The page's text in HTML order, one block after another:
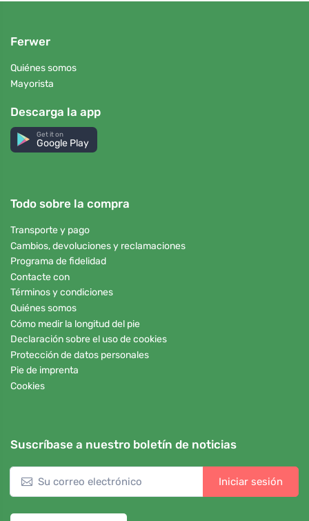
Ferwer
Quiénes somos
Mayorista
Descarga la app
Get it on
Google Play
Todo sobre la compra
Transporte y pago
Cambios, devoluciones y reclamaciones
Programa de fidelidad
Contacte con
Términos y condiciones
Quiénes somos
Cómo medir la longitud del pie
Declaración sobre el uso de cookies
Protección de datos personales
Pie de imprenta
Cookies
Suscríbase a nuestro boletín de noticias
Iniciar sesión